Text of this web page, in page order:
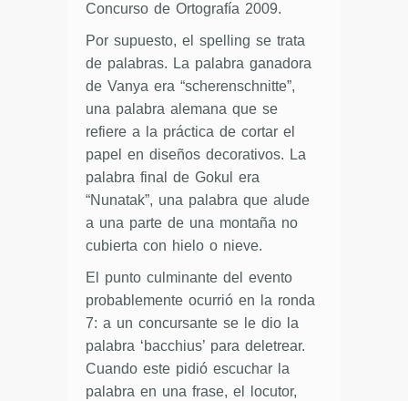
Concurso de Ortografía 2009.
Por supuesto, el spelling se trata
de palabras. La palabra ganadora
de Vanya era “scherenschnitte”,
una palabra alemana que se
refiere a la práctica de cortar el
papel en diseños decorativos. La
palabra final de Gokul era
“Nunatak”, una palabra que alude
a una parte de una montaña no
cubierta con hielo o nieve.
El punto culminante del evento
probablemente ocurrió en la ronda
7: a un concursante se le dio la
palabra ‘bacchius’ para deletrear.
Cuando este pidió escuchar la
palabra en una frase, el locutor,